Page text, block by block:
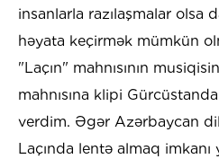
insanlarla razılaşmalar olsa
həyata keçirmək mümkün
"Laçın" mahnısının
mahnısına klipi
verdim. Əgər Azərbaycan
Laçında lentə almaq